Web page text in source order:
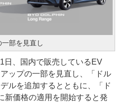
部を見直し
、国内で販売しているEV
ップの一部を見直し、「ドル
ルを追加するとともに、「ド
新価格の適用を開始すると発